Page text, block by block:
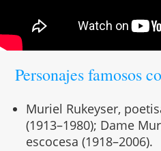
Personajes famosos
Muriel Rukeyser,
(1913–1980); Dame
escocesa (1918–2006).